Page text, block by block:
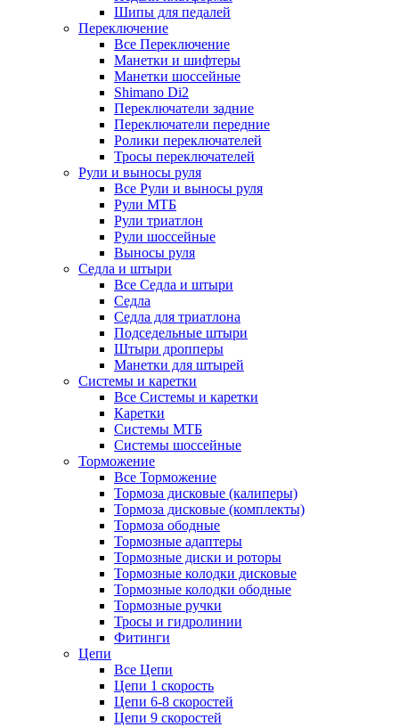
Шипы для педалей
Переключение
Все Переключение
Манетки и шифтеры
Манетки шоссейные
Shimano Di2
Переключатели задние
Переключатели передние
Ролики переключателей
Тросы переключателей
Рули и выносы руля
Все Рули и выносы руля
Рули МТБ
Рули триатлон
Рули шоссейные
Выносы руля
Седла и штыри
Все Седла и штыри
Седла
Седла для триатлона
Подседельные штыри
Штыри дропперы
Манетки для штырей
Системы и каретки
Все Системы и каретки
Каретки
Системы МТБ
Системы шоссейные
Торможение
Все Торможение
Тормоза дисковые (калиперы)
Тормоза дисковые (комплекты)
Тормоза ободные
Тормозные адаптеры
Тормозные диски и роторы
Тормозные колодки дисковые
Тормозные колодки ободные
Тормозные ручки
Тросы и гидролинии
Фитинги
Цепи
Все Цепи
Цепи 1 скорость
Цепи 6-8 скоростей
Цепи 9 скоростей